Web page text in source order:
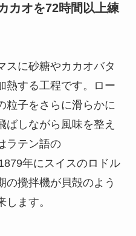
カオを72時間以上練
スに砂糖やカカオバタ
熱する工程です。ロー
粒子をさらに滑らかに
ばしながら風味を整え
ラテン語の
年にスイスのロドル
の攪拌機が貝殻のよう
ます。